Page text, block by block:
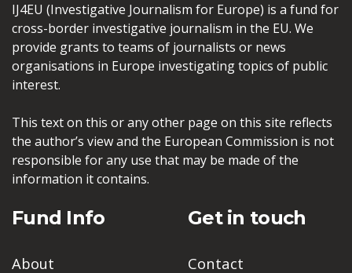
IJ4EU (Investigative Journalism for Europe) is a fund for
cross-border investigative journalism in the EU. We
provide grants to teams of journalists or news
organisations in Europe investigating topics of public
interest.
This text on this or any other page on this site reflects
the author’s view and the European Commission is not
responsible for any use that may be made of the
information it contains.
Fund Info
About
Get in touch
Contact